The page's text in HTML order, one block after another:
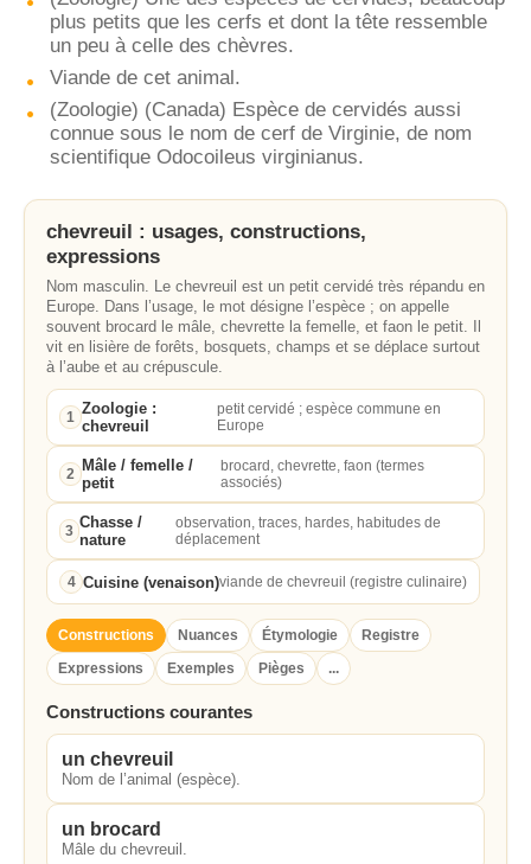
plus petits que les cerfs et dont la tête ressemble
un peu à celle des chèvres.
Viande de cet animal.
(Zoologie) (Canada) Espèce de cervidés aussi
connue sous le nom de cerf de Virginie, de nom
scientifique Odocoileus virginianus.
chevreuil : usages, constructions,
expressions
Nom masculin. Le chevreuil est un petit cervidé très répandu en
Europe. Dans l’usage, le mot désigne l’espèce ; on appelle
souvent brocard le mâle, chevrette la femelle, et faon le petit. Il
vit en lisière de forêts, bosquets, champs et se déplace surtout
à l’aube et au crépuscule.
1 Zoologie :
chevreuil
petit cervidé ; espèce commune en
Europe
2 Mâle / femelle /
petit
brocard, chevrette, faon (termes
associés)
3 Chasse /
nature
observation, traces, hardes, habitudes de
déplacement
4 Cuisine (venaison)viande de chevreuil (registre culinaire)
Constructions Nuances Étymologie
Registre
Expressions
Exemples Pièges ...
Constructions courantes
un chevreuil
Nom de l’animal (espèce).
un brocard
Mâle du chevreuil.